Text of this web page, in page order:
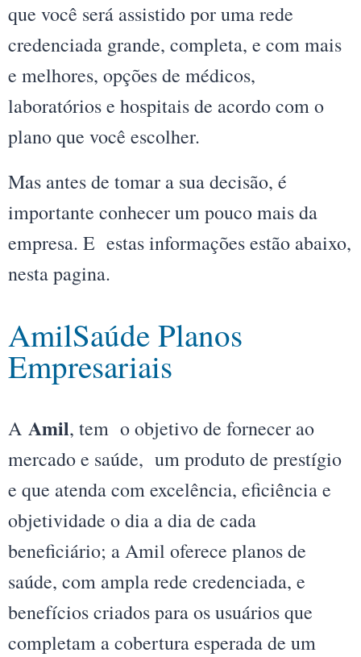
que você será assistido por uma rede
credenciada grande, completa, e com mais
e melhores, opções de médicos,
laboratórios e hospitais de acordo com o
plano que você escolher.
Mas antes de tomar a sua decisão, é
importante conhecer um pouco mais da
empresa. E estas informações estão abaixo,
nesta pagina.
AmilSaúde Planos
Empresariais
A Amil, tem o objetivo de fornecer ao
mercado e saúde, um produto de prestígio
e que atenda com excelência, eficiência e
objetividade o dia a dia de cada
beneficiário; a Amil oferece planos de
saúde, com ampla rede credenciada, e
benefícios criados para os usuários que
completam a cobertura esperada de um